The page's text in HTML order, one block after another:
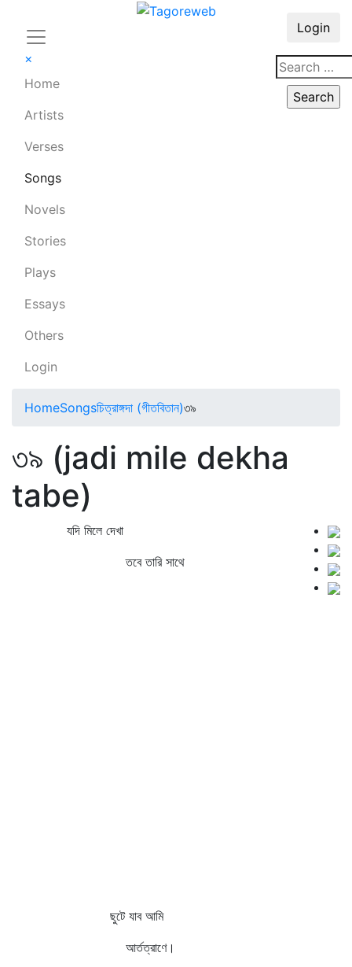
×
Home
Artists
Verses
Songs
Novels
Stories
Plays
Essays
Others
Login
Login
HomeSongsচিত্রাঙ্গদা (গীতবিতান)৩৯
৩৯ (jadi mile dekha
tabe)
যদি মিলে দেখা
তবে তারি সাথে
ছুটে যাব আমি
আর্তত্রাণে।